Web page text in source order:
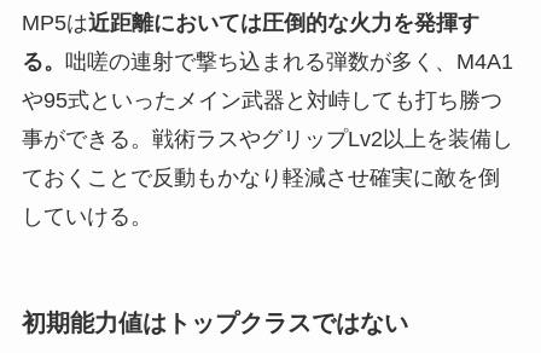
MP5は近距離においては圧倒的な火力を発揮す
る。 咄嗟の連射で撃ち込まれる弾数が多く、M4A1
や95式といったメイン武器と対峙しても打ち勝つ
事ができる。戦術ラスやグリップLv2以上を装備し
ておくことで反動もかなり軽減させ確実に敵を倒
していける。
初期能力値はトップクラスではない